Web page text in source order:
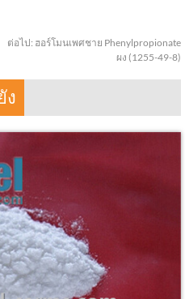
ต่อไป: ฮอร์โมนเพศชาย Phenylpropionate
ผง (1255-49-8)
ง